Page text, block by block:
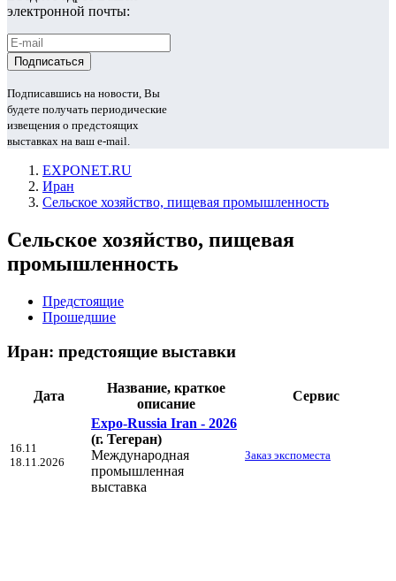
электронной почты:
Подписавшись на новости, Вы
будете получать периодические
извещения о предстоящих
выставках на ваш e-mail.
EXPONET.RU
Иран
Сельское хозяйство, пищевая промышленность
Сельское хозяйство, пищевая
промышленность
Предстоящие
Прошедшие
Иран: предстоящие выставки
Дата
Название, краткое
описание
Сервис
16.11
18.11.2026
Expo-Russia Iran - 2026
(г. Тегеран)
Международная
промышленная
выставка
Заказ экспоместа